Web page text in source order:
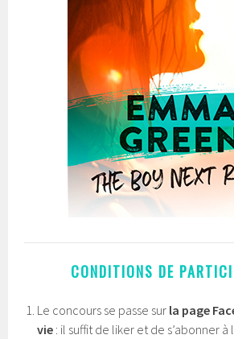
CONDITIONS DE
Le concours se passe sur la page
vie : il suffit de liker et de s’abonner à